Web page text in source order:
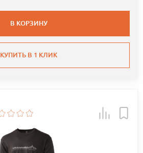
В КОРЗИНУ
КУПИТЬ В 1 КЛИК